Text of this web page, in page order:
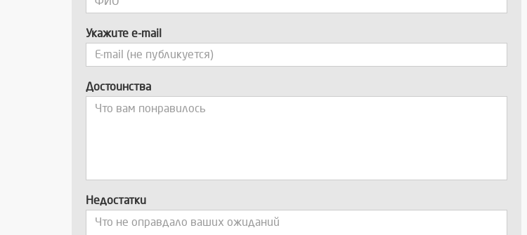
Укажите e-mail
Достоинства
Недостатки